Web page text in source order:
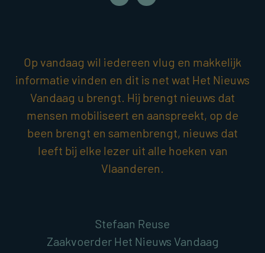
Op vandaag wil iedereen vlug en makkelijk
informatie vinden en dit is net wat Het Nieuws
Vandaag u brengt. Hij brengt nieuws dat
mensen mobiliseert en aanspreekt, op de
been brengt en samenbrengt, nieuws dat
leeft bij elke lezer uit alle hoeken van
Vlaanderen.
Stefaan Reuse
Zaakvoerder Het Nieuws Vandaag